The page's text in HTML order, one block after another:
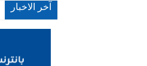
آخر الاخبار